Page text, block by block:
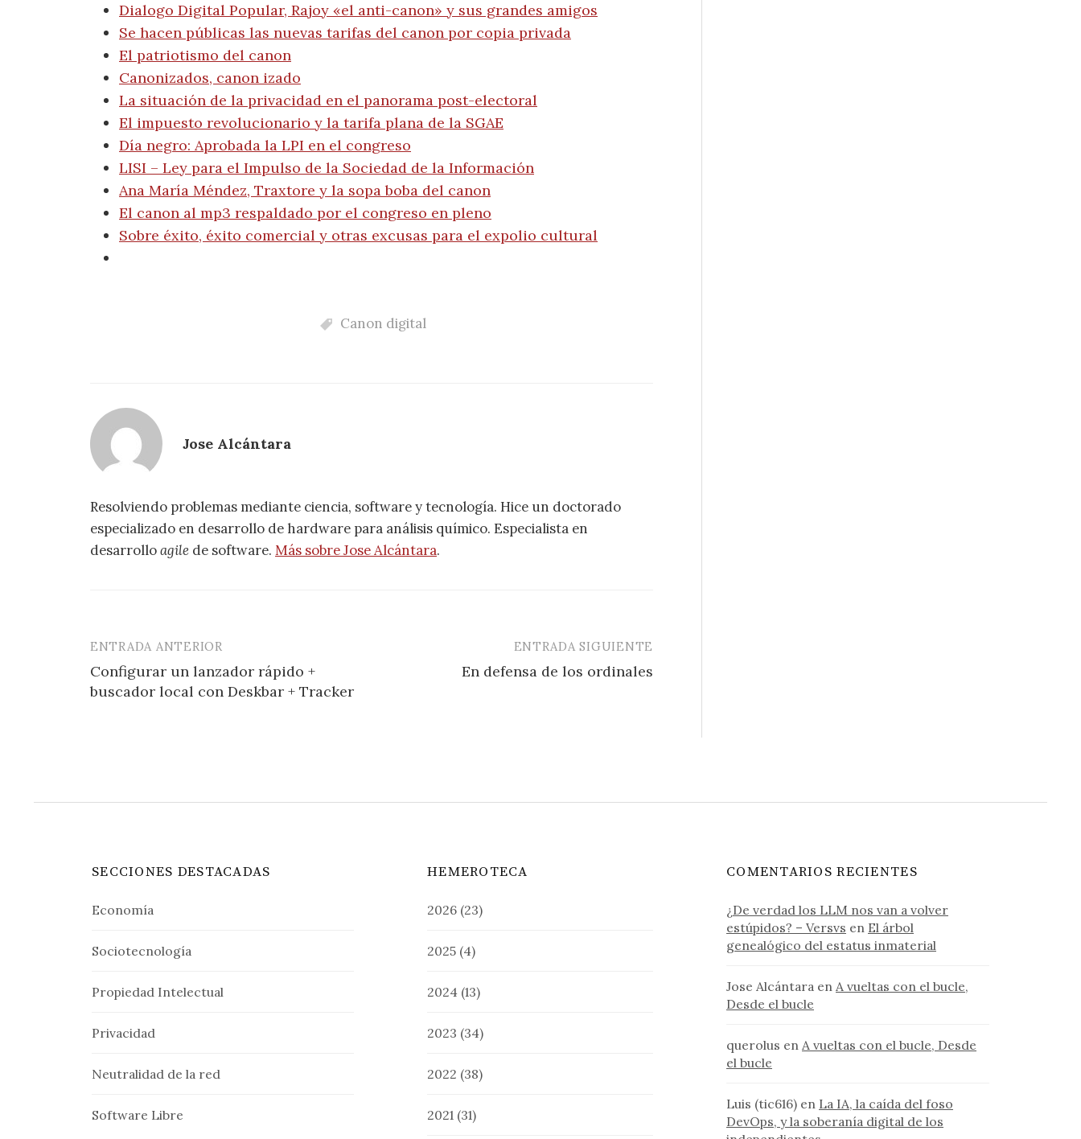
Dialogo Digital Popular, Rajoy «el anti-canon» y sus grandes amigos
Se hacen públicas las nuevas tarifas del canon por copia privada
El patriotismo del canon
Canonizados, canon izado
La situación de la privacidad en el panorama post-electoral
El impuesto revolucionario y la tarifa plana de la SGAE
Día negro: Aprobada la LPI en el congreso
LISI – Ley para el Impulso de la Sociedad de la Información
Ana María Méndez, Traxtore y la sopa boba del canon
El canon al mp3 respaldado por el congreso en pleno
Sobre éxito, éxito comercial y otras excusas para el expolio cultural
Canon digital
Jose Alcántara
Resolviendo problemas mediante ciencia, software y tecnología. Hice un doctorado
especializado en desarrollo de hardware para análisis químico. Especialista en
desarrolloagile de software. Más sobre Jose Alcántara.
Navegación
de
ENTRADA ANTERIOR
Configurar un lanzador rápido +
buscador local con Deskbar + Tracker
ENTRADA SIGUIENTE
En defensa de los ordinales
SECCIONES DESTACADAS
Economía
Sociotecnología
Propiedad Intelectual
Privacidad
Neutralidad de la red
Software Libre
HEMEROTECA
2026 (23)
2025 (4)
2024 (13)
2023 (34)
2022 (38)
2021 (31)
COMENTARIOS RECIENTES
¿De verdad los LLM nos van a volver
estúpidos? – Versvs en El árbol
genealógico del estatus inmaterial
Jose Alcántara en A vueltas con el bucle,
Desde el bucle
querolus en A vueltas con el bucle, Desde
el bucle
Luis (tic616) en La IA, la caída del foso
DevOps, y la soberanía digital de los